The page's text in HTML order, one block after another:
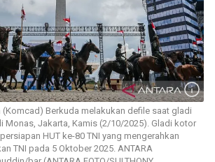
(Komcad) Berkuda melakukan defile saat gladi
Monas, Jakarta, Kamis (2/10/2025). Gladi kotor
HUT ke-80 TNI yang mengerahkan
TNI pada 5 Oktober 2025. ANTARA